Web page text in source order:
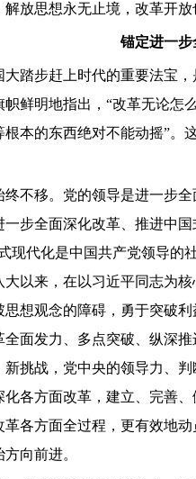
放思想永无止境，改革开
锚定进一步
步赶上时代的重要法宝，
帜鲜明地指出，“改革无论
本的东西绝对不能动摇”。
移。党的领导是进一步全
步全面深化改革、推进中
现代化是中国共产党领导的
以来，在以习近平同志为
想观念的障碍，勇于突破
面发力、多点突破、纵深
新挑战，党中央的领导力、
各方面改革，建立、完善
各方面全过程，更有效地
向前进。